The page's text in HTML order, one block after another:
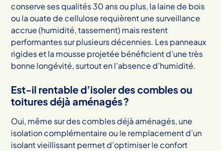
conserve ses qualités 30 ans ou plus, la laine de bois
ou la ouate de cellulose requièrent une surveillance
accrue (humidité, tassement) mais restent
performantes sur plusieurs décennies. Les panneaux
rigides et la mousse projetée bénéficient d’une très
bonne longévité, surtout en l’absence d’humidité.
Est-il rentable d’isoler des combles ou
toitures déjà aménagés ?
Oui, même sur des combles déjà aménagés, une
isolation complémentaire ou le remplacement d’un
isolant vieillissant permet d’optimiser le confort